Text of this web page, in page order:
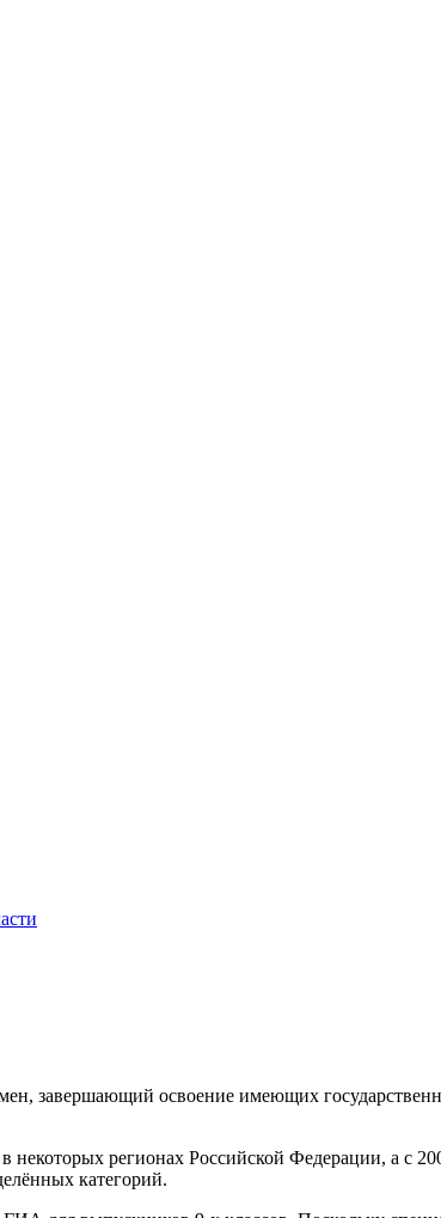
завершающий освоение имеющих
регионах Российской Федерации, а с
категорий.